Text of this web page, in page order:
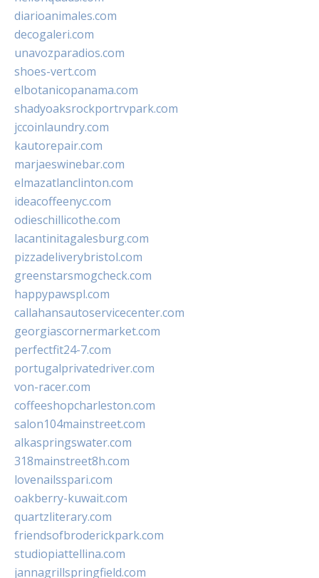
diarioanimales.com
decogaleri.com
unavozparadios.com
shoes-vert.com
elbotanicopanama.com
shadyoaksrockportrvpark.com
jccoinlaundry.com
kautorepair.com
marjaeswinebar.com
elmazatlanclinton.com
ideacoffeenyc.com
odieschillicothe.com
lacantinitagalesburg.com
pizzadeliverybristol.com
greenstarsmogcheck.com
happypawspl.com
callahansautoservicecenter.com
georgiascornermarket.com
perfectfit24-7.com
portugalprivatedriver.com
von-racer.com
coffeeshopcharleston.com
salon104mainstreet.com
alkaspringswater.com
318mainstreet8h.com
lovenailsspari.com
oakberry-kuwait.com
quartzliterary.com
friendsofbroderickpark.com
studiopiattellina.com
jannagrillspringfield.com